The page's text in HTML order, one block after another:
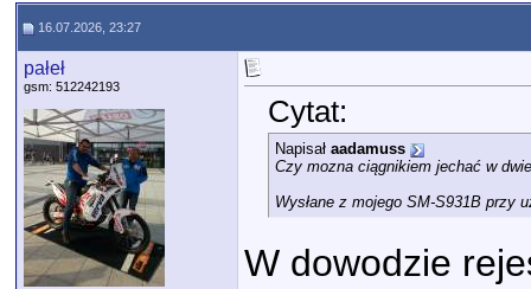
16.07.2026, 23:27
pałeł
gsm: 512242193
Cytat:
Napisał aadamuss
Czy mozna ciągnikiem jechać w
Wysłane z mojego SM-S931B przy
W dowodzie